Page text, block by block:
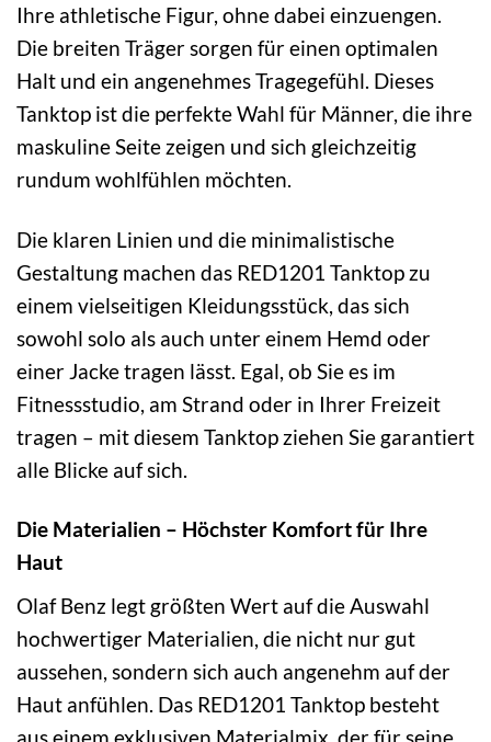
Ihre athletische Figur, ohne dabei einzuengen.
Die breiten Träger sorgen für einen optimalen
Halt und ein angenehmes Tragegefühl. Dieses
Tanktop ist die perfekte Wahl für Männer, die ihre
maskuline Seite zeigen und sich gleichzeitig
rundum wohlfühlen möchten.
Die klaren Linien und die minimalistische
Gestaltung machen das RED1201 Tanktop zu
einem vielseitigen Kleidungsstück, das sich
sowohl solo als auch unter einem Hemd oder
einer Jacke tragen lässt. Egal, ob Sie es im
Fitnessstudio, am Strand oder in Ihrer Freizeit
tragen – mit diesem Tanktop ziehen Sie garantiert
alle Blicke auf sich.
Die Materialien – Höchster Komfort für Ihre
Haut
Olaf Benz legt größten Wert auf die Auswahl
hochwertiger Materialien, die nicht nur gut
aussehen, sondern sich auch angenehm auf der
Haut anfühlen. Das RED1201 Tanktop besteht